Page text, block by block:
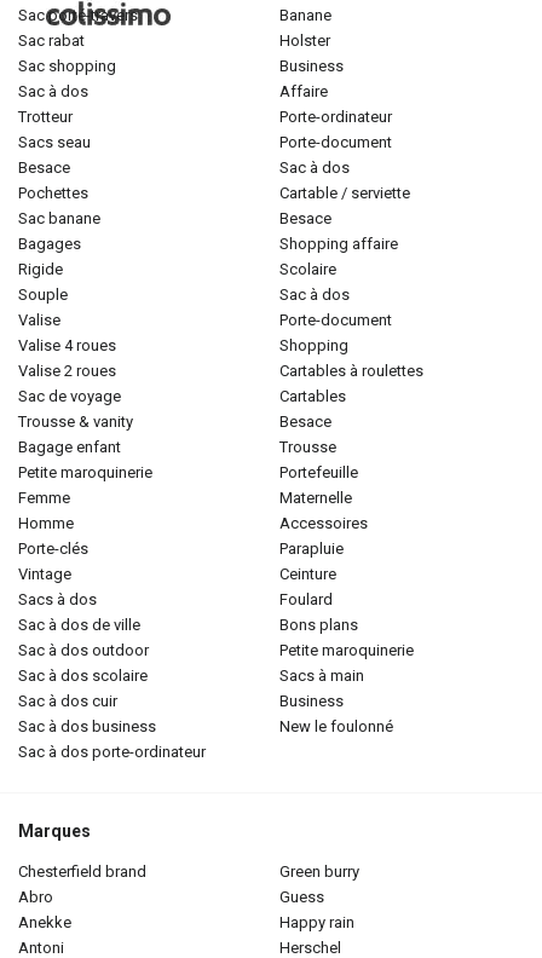
sac porté-travers
sac rabat
sac shopping
sac à dos
trotteur
sacs seau
besace
pochettes
sac banane
bagages
rigide
souple
valise
valise 4 roues
valise 2 roues
sac de voyage
trousse & vanity
bagage enfant
petite maroquinerie
femme
homme
porte-clés
vintage
sacs à dos
sac à dos de ville
sac à dos outdoor
sac à dos scolaire
sac à dos cuir
sac à dos business
sac à dos porte-ordinateur
banane
holster
business
affaire
porte-ordinateur
porte-document
sac à dos
cartable / serviette
besace
shopping affaire
scolaire
sac à dos
porte-document
shopping
cartables à roulettes
cartables
besace
trousse
portefeuille
maternelle
accessoires
parapluie
ceinture
foulard
bons plans
petite maroquinerie
sacs à main
business
new le foulonné
Marques
chesterfield brand
abro
anekke
antoni
green burry
guess
happy rain
herschel